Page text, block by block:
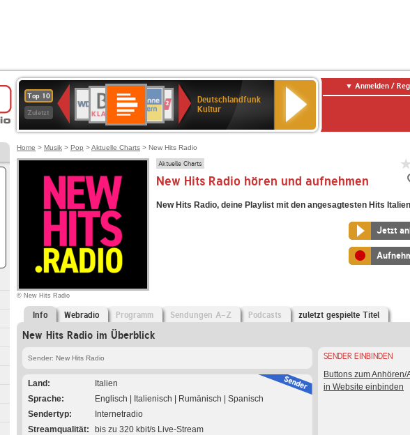
Top 10
Zuletzt
Deutschlandfunk
80er
90er
OLDIE
ANTENNE
SWR3
4
BR-
KLASSIK
Deutschlandfunk
Kultur
ANTENNE
BAYERN
SWR
Kultur
NDR
2
Deutschlandfunk
Kultur
Anmelden /
Home > Musik > Pop >Aktuelle Charts > New Hits Radio
© New Hits Radio
Aktuelle Charts
New Hits Radio hören und aufnehmen
New Hits Radio, deine Playlist mit den angesagtesten Hits
Jetzt
Info Webradio Programm Sendungen A-Z Podcasts zuletzt gespielte Titel
New Hits Radio im Überblick
Sender: New Hits Radio
Land
Italien
Sprache
Englisch | Italienisch | Rumänisch | Spanisch
Sendertyp
Internetradio
Streamqualität
bis zu 320 kbit/s Live-Stream
SENDER EINBINDEN
Buttons zum Anhören/
in Website einbinden